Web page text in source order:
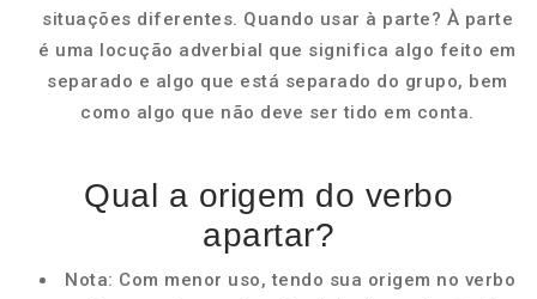
situações diferentes. Quando usar à parte? À parte
é uma locução adverbial que significa algo feito em
separado e algo que está separado do grupo, bem
como algo que não deve ser tido em conta.
Qual a origem do verbo
apartar?
Nota: Com menor uso, tendo sua origem no verbo